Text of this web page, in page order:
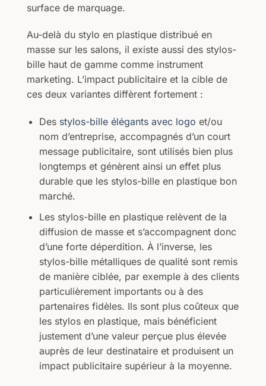
surface de marquage.
Au-delà du stylo en plastique distribué en
masse sur les salons, il existe aussi des stylos-
bille haut de gamme comme instrument
marketing. L’impact publicitaire et la cible de
ces deux variantes diffèrent fortement :
Des stylos-bille élégants avec logo et/ou
nom d’entreprise, accompagnés d’un court
message publicitaire, sont utilisés bien plus
longtemps et génèrent ainsi un effet plus
durable que les stylos-bille en plastique bon
marché.
Les stylos-bille en plastique relèvent de la
diffusion de masse et s’accompagnent donc
d’une forte déperdition. À l’inverse, les
stylos-bille métalliques de qualité sont remis
de manière ciblée, par exemple à des clients
particulièrement importants ou à des
partenaires fidèles. Ils sont plus coûteux que
les stylos en plastique, mais bénéficient
justement d’une valeur perçue plus élevée
auprès de leur destinataire et produisent un
impact publicitaire supérieur à la moyenne.